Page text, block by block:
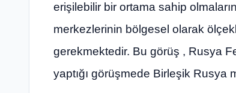
erişilebilir bir ortama sahip
merkezlerinin bölgesel olarak
gerekmektedir. Bu görüş , Rusya
yaptığı görüşmede Birleşik Rusya